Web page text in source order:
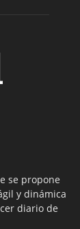
se propone
y dinámica
diario de